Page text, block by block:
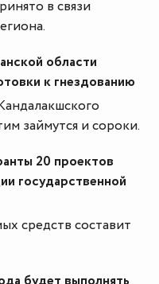
в связи
области
к гнездованию
займутся и сороки.
20 проектов
государственной
средств составит